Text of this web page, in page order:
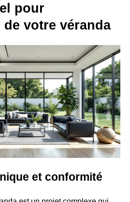
pour
votre véranda
et conformité